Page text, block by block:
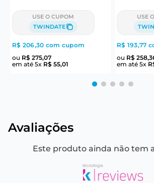
USE O CUPOM
TWINDATE
R$ 206,30 com cupom
ou R$ 275,07
em até 5x R$ 55,01
USE
R$ 193,77
ou R$ 258,
em até 5x
Avaliações
Este produto ainda não tem